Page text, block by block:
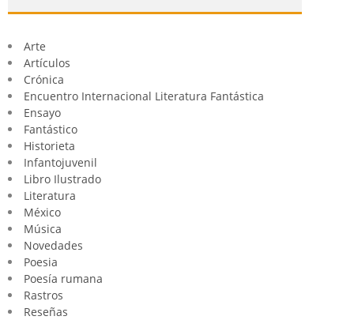
Arte
Artículos
Crónica
Encuentro Internacional Literatura Fantástica
Ensayo
Fantástico
Historieta
Infantojuvenil
Libro Ilustrado
Literatura
México
Música
Novedades
Poesia
Poesía rumana
Rastros
Reseñas